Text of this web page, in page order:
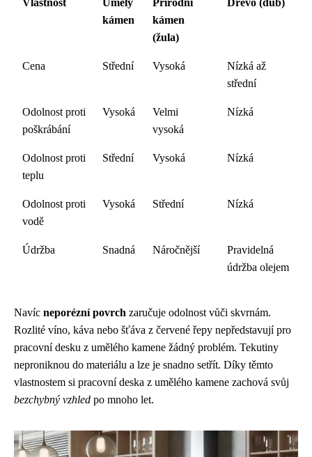
Vlastnost
Umělý
kámen
Přírodní
kámen
(žula)
Dřevo (dub)
Cena Střední Vysoká
Nízká až
střední
Odolnost proti
poškrábání
Vysoká
Velmi
vysoká
Nízká
Odolnost proti
teplu
Střední Vysoká Nízká
Odolnost proti
vodě
Vysoká Střední Nízká
Údržba Snadná Náročnější
Pravidelná
údržba olejem
Navíc neporézní povrch zaručuje odolnost vůči skvrnám.
Rozlité víno, káva nebo šťáva z červené řepy nepředstavují pro
pracovní desku z umělého kamene žádný problém. Tekutiny
neproniknou do materiálu a lze je snadno setřít. Díky těmto
vlastnostem si pracovní deska z umělého kamene zachová svůj
bezchybný vzhled po mnoho let.